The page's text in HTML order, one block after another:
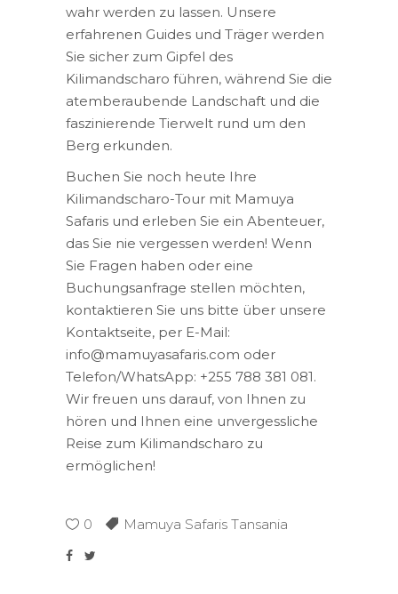
wahr werden zu lassen. Unsere
erfahrenen Guides und Träger werden
Sie sicher zum Gipfel des
Kilimandscharo führen, während Sie die
atemberaubende Landschaft und die
faszinierende Tierwelt rund um den
Berg erkunden.
Buchen Sie noch heute Ihre
Kilimandscharo-Tour mit Mamuya
Safaris und erleben Sie ein Abenteuer,
das Sie nie vergessen werden! Wenn
Sie Fragen haben oder eine
Buchungsanfrage stellen möchten,
kontaktieren Sie uns bitte über unsere
Kontaktseite, per E-Mail:
info@mamuyasafaris.com oder
Telefon/WhatsApp: +255 788 381 081.
Wir freuen uns darauf, von Ihnen zu
hören und Ihnen eine unvergessliche
Reise zum Kilimandscharo zu
ermöglichen!
0 Mamuya Safaris Tansania